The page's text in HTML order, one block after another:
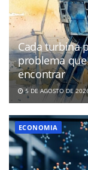
Cada turbina
problema
encontrar
5 DE AGOSTO DE
ECONOMIA